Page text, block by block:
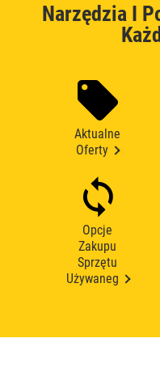
Narzędzia I
Aktualne
Oferty
Opcje
Zakupu
Sprzętu
Używaneg